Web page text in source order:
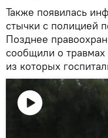
Также появилась
стычки с полицией
Позднее
сообщили о
из которых